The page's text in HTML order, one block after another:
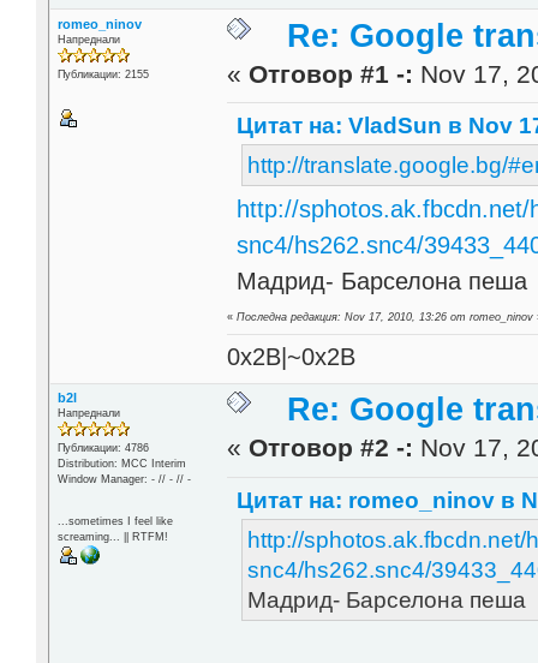
romeo_ninov
Напреднали
Публикации: 2155
Re: Google
« Отговор #1 -: Nov 17,
Цитат на: VladSun в Nov
http://translate.google.bg/
http://sphotos.ak.fbcdn.net/
snc4/hs262.snc4/
Мадрид- Барселона пеша
«Последна редакция: Nov 17, 2010, 13:26 от romeo_ninov
0x2B|~0x2B
b2l
Напреднали
Публикации: 4786
Distribution: MCC Interim
Window Manager: - // - // -
...sometimes I feel like
screaming... || RTFM!
Re: Google
« Отговор #2 -: Nov 17,
Цитат на: romeo_ninov в
http://sphotos.ak.fbcdn.net/
snc4/hs262.snc4/
Мадрид- Барселона пеша